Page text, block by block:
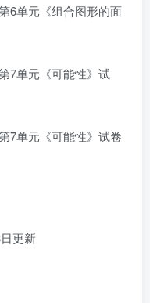
单元《组合图形的面
单元《可能性》试
单元《可能性》试卷
更新